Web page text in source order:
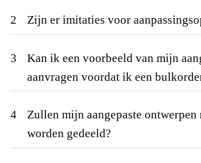
2 Zijn er imitaties voor
3
Kan ik een voorbeeld van mijn
aanvragen voordat ik een
4
Zullen mijn aangepaste ontwerpen
worden gedeeld?